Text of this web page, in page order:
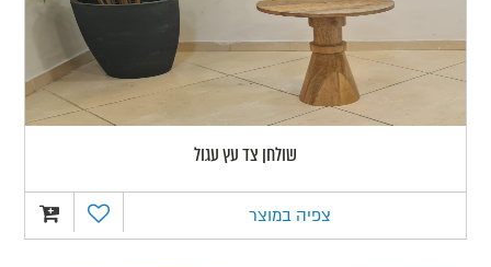
שולחן צד עץ עגול
צפיה במוצר